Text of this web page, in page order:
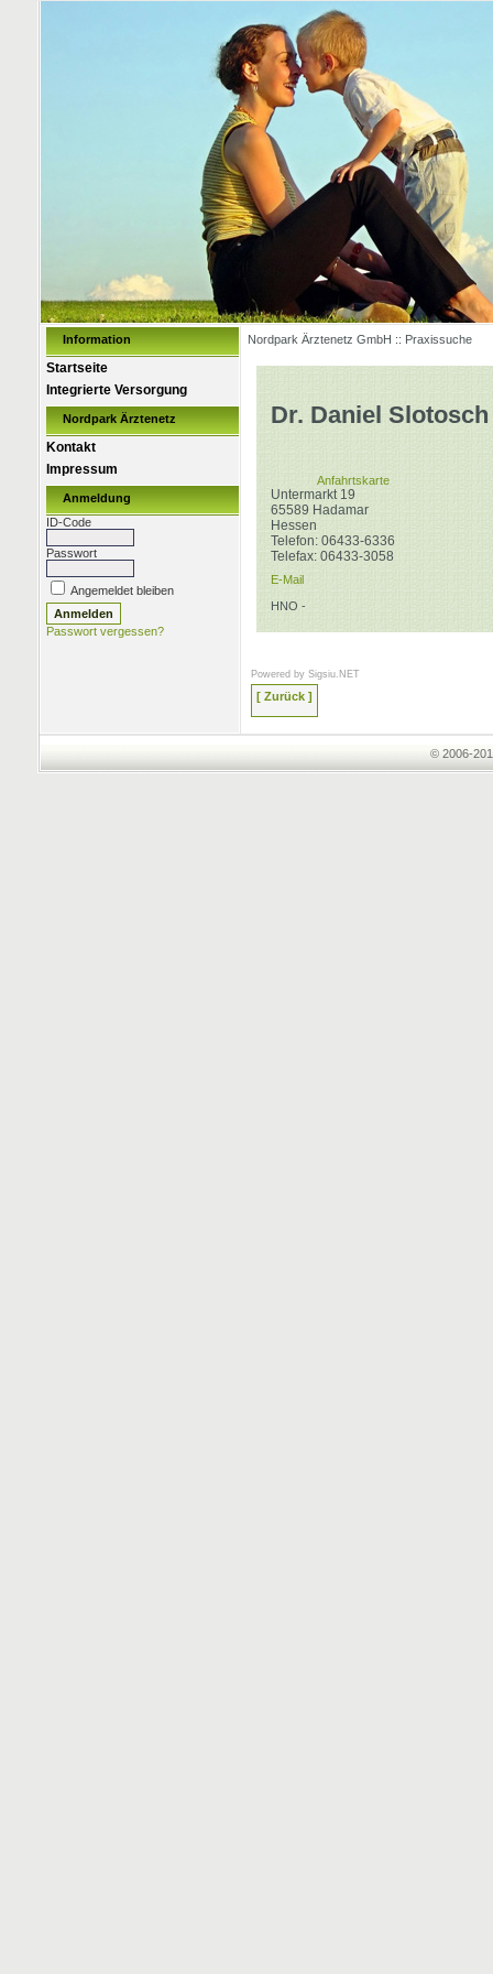
Information
Startseite
Integrierte Versorgung
Nordpark Ärztenetz
Kontakt
Impressum
Anmeldung
ID-Code
Passwort
Angemeldet bleiben
Passwort vergessen?
Nordpark Ärztenetz GmbH :: Praxissuche
Dr. Daniel Slotosch
Anfahrtskarte
Untermarkt 19
65589 Hadamar
Hessen
Telefon: 06433-6336
Telefax: 06433-3058
E-Mail
HNO -
Powered by Sigsiu.NET
[ Zurück ]
© 2006-